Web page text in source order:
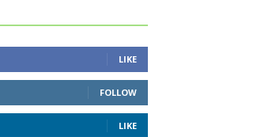
LIKE
FOLLOW
LIKE